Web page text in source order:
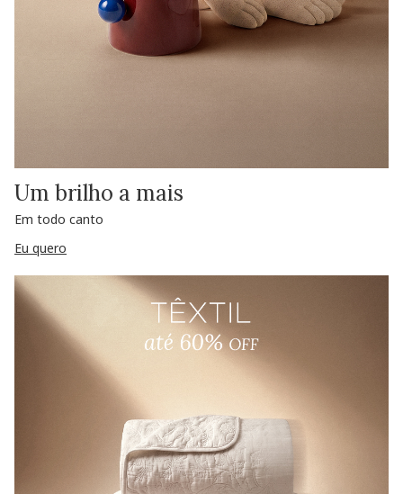
Um brilho a mais
Em todo canto
Eu quero